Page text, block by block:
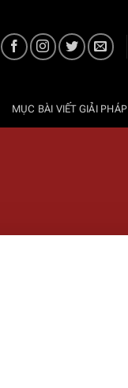
MỤC BÀI VIẾT GIẢI PHÁP